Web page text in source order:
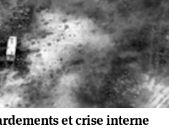
et crise interne